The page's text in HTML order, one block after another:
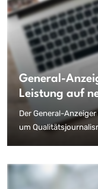
General-
Leistung auf
Der General-
um